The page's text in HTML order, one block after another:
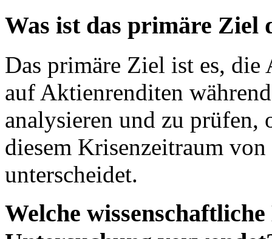
Was ist das primäre Ziel
Das primäre Ziel ist es,
auf Aktienrenditen
analysieren und zu prüfen,
diesem Krisenzeitraum
unterscheidet.
Welche